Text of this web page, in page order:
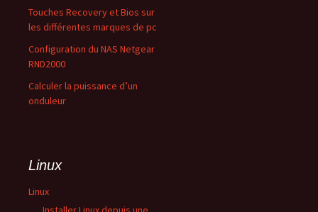
Touches Recovery et Bios sur
les différentes marques de pc
Configuration du NAS Netgear
RND2000
Calculer la puissance d’un
onduleur
Linux
Linux